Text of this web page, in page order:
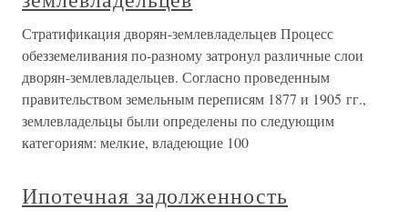
Стратификация дворян-землевладельцев Процесс
обезземеливания по-разному затронул различные слои
дворян-землевладельцев. Согласно проведенным
правительством земельным переписям 1877 и 1905 гг.,
землевладельцы были определены по следующим
категориям: мелкие, владеющие 100
Ипотечная задолженность